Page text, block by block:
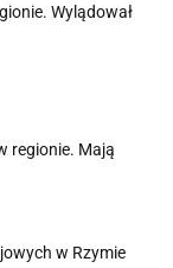
Wylądował
regionie. Mają
w Rzymie